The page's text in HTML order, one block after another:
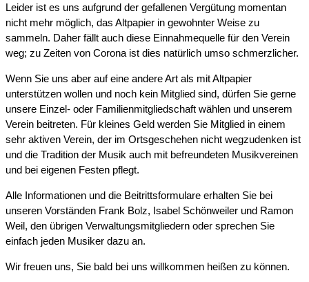
Leider ist es uns aufgrund der gefallenen Vergütung momentan
nicht mehr möglich, das Altpapier in gewohnter Weise zu
sammeln. Daher fällt auch diese Einnahmequelle für den Verein
weg; zu Zeiten von Corona ist dies natürlich umso schmerzlicher.
Wenn Sie uns aber auf eine andere Art als mit Altpapier
unterstützen wollen und noch kein Mitglied sind, dürfen Sie gerne
unsere Einzel- oder Familienmitgliedschaft wählen und unserem
Verein beitreten. Für kleines Geld werden Sie Mitglied in einem
sehr aktiven Verein, der im Ortsgeschehen nicht wegzudenken ist
und die Tradition der Musik auch mit befreundeten Musikvereinen
und bei eigenen Festen pflegt.
Alle Informationen und die Beitrittsformulare erhalten Sie bei
unseren Vorständen Frank Bolz, Isabel Schönweiler und Ramon
Weil, den übrigen Verwaltungsmitgliedern oder sprechen Sie
einfach jeden Musiker dazu an.
Wir freuen uns, Sie bald bei uns willkommen heißen zu können.